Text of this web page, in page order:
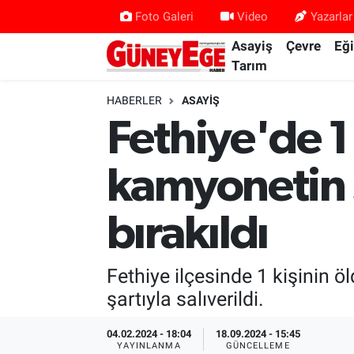
Foto Galeri Video Yazarlar
Asayiş Çevre
Tarım
HABERLER ASAYIŞ
Fethiye'de
bırakıldı
Fethiye ilçesinde 1 kişinin
şartıyla salıverildi.
04.02.2024 - 18:04
YAYINLANMA
18.09.2024 - 15:45
GÜNCELLEME
İstanbul Hava Durumu
İstanbul Trafik Yoğunluk Haritası
Süper Lig Puan Durumu ve Fikstür
Tüm Manşetler
Son Dakika Haberleri